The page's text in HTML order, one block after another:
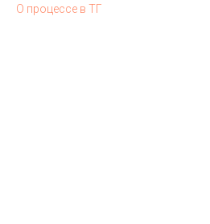
О процессе в ТГ